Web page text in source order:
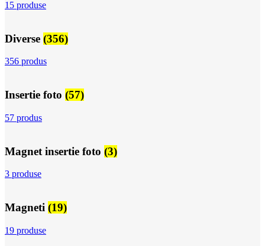
15 produse
Diverse (356)
356 produs
Insertie foto (57)
57 produs
Magnet insertie foto (3)
3 produse
Magneti (19)
19 produse